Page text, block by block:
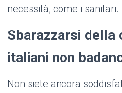
necessità, come i sanitari.
Sbarazzarsi della
italiani non
Non siete ancora